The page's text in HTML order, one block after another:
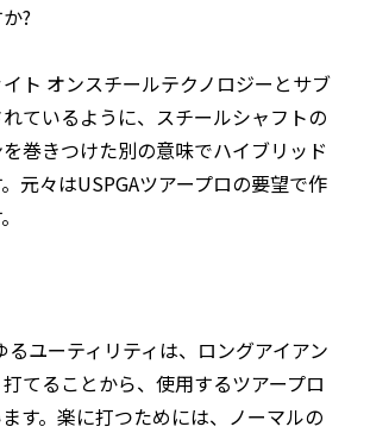
?
ト オンスチールテクノロジーとサブ
ているように、スチールシャフトの
巻きつけた別の意味でハイブリッド
元々はUSPGAツアープロの要望で作
るユーティリティは、ロングアイアン
てることから、使用するツアープロ
す。楽に打つためには、ノーマルの